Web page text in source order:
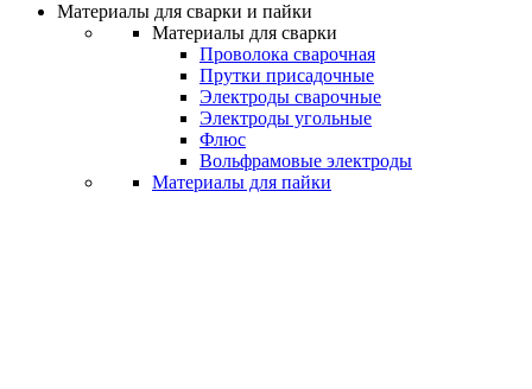
Материалы для сварки и пайки
Материалы для сварки
Проволока сварочная
Прутки присадочные
Электроды сварочные
Электроды угольные
Флюс
Вольфрамовые электроды
Материалы для пайки